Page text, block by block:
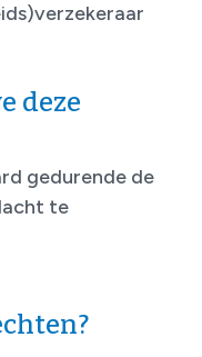
deze
gedurende de
te